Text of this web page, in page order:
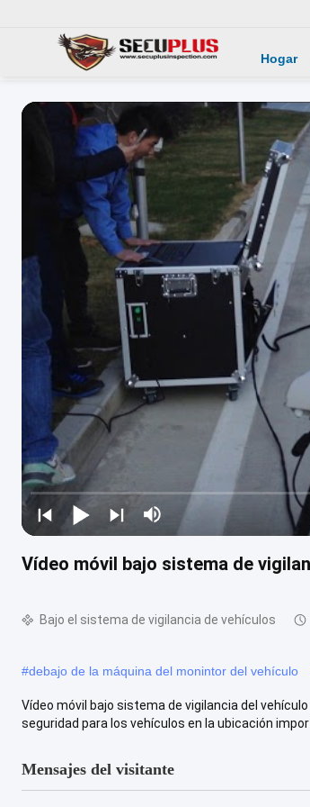
Hogar
Vídeo móvil bajo sistema de
Bajo el sistema de vigilancia de vehículos
#debajo de la máquina del monintor del vehículo
Vídeo móvil bajo sistema de vigilancia del
seguridad para los vehículos en la ubicación
Mensajes del visitante